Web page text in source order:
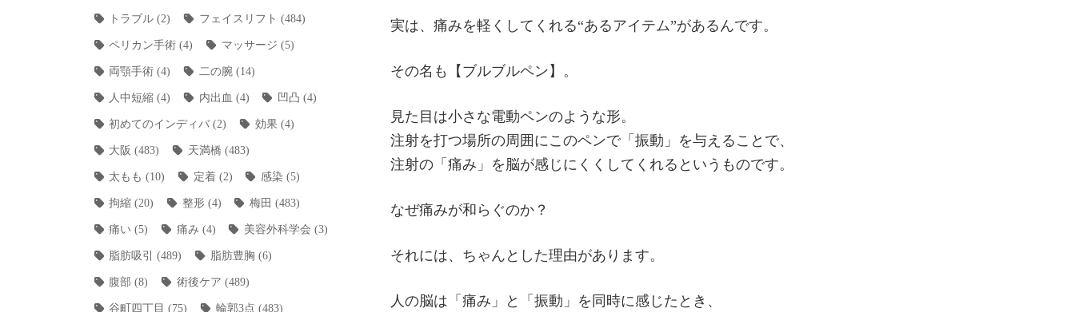
実は、痛みを軽くしてくれる“あるアイテム”があるんです。
その名も【ブルブルペン】。
見た目は小さな電動ペンのような形。
注射を打つ場所の周囲にこのペンで「振動」を与えることで、
注射の「痛み」を脳が感じにくくしてくれるというものです。
なぜ痛みが和らぐのか？
それには、ちゃんとした理由があります。
人の脳は「痛み」と「振動」を同時に感じたとき、
トラブル (2) フェイスリフト (484)
ペリカン手術 (4) マッサージ (5)
両顎手術 (4) 二の腕(14)
人中短縮 (4) 内出血 (4) 凹凸 (4)
初めてのインディバ (2) 効果 (4)
大阪 (483) 天満橋 (483)
太もも (10) 定着 (2) 感染 (5)
拘縮 (20) 整形(4) 梅田 (483)
痛い (5) 痛み (4) 美容外科学会 (3)
脂肪吸引 (489) 脂肪豊胸 (6)
腹部 (8) 術後ケア (489)
谷町四丁目 (75) 輪郭3点 (483)